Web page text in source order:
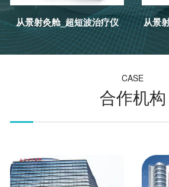
从景射灸舱_超短波治疗仪
CASE
合作机构